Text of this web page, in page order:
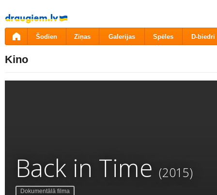
Pāriet
uz
saturu
Šodien Ziņas Galerijas Spēles D-biedri
Kino
Back in Time (2015)
Dokumentālā filma